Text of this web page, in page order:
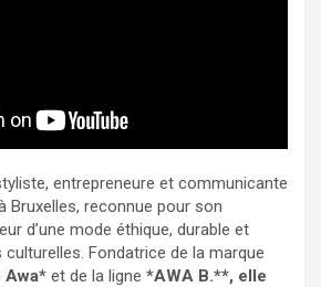
entrepreneure et communicante
Bruxelles, reconnue pour son
d’une mode éthique, durable et
Fondatrice de la marque
Awa* et de la ligne *AWA B.**, elle